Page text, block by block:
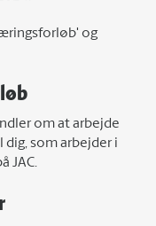
og
om at arbejde
dig, som arbejder i
JAC.